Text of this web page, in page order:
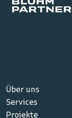
Über uns
Services
Projekte